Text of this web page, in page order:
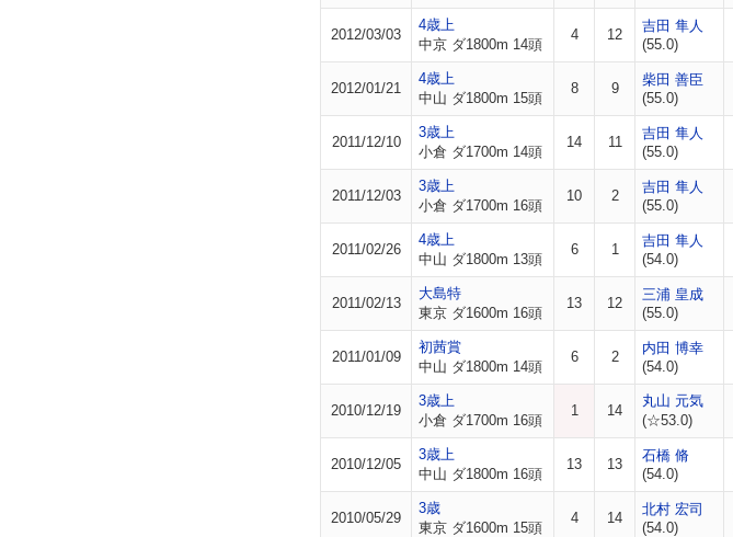
2012/03/03
4歳上
中京 ダ1800m 14頭
4 12
吉田 隼人
(55.0)
2012/01/21
4歳上
中山 ダ1800m 15頭
8 9
柴田 善臣
(55.0)
2011/12/10
3歳上
小倉 ダ1700m 14頭
14 11
吉田 隼人
(55.0)
2011/12/03
3歳上
小倉 ダ1700m 16頭
10 2
吉田 隼人
(55.0)
2011/02/26
4歳上
中山 ダ1800m 13頭
6 1
吉田 隼人
(54.0)
2011/02/13
大島特
東京 ダ1600m 16頭
13 12
三浦 皇成
(55.0)
2011/01/09
初茜賞
中山 ダ1800m 14頭
6 2
内田 博幸
(54.0)
2010/12/19
3歳上
小倉 ダ1700m 16頭
1 14
丸山 元気
(☆53.0)
2010/12/05
3歳上
中山 ダ1800m 16頭
13 13
石橋 脩
(54.0)
2010/05/29
3歳
東京 ダ1600m 15頭
4 14
北村 宏司
(54.0)